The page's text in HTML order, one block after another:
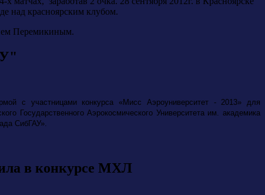
над красноярским клубом.
Перемикиным.
с участницами конкурса «Мисс Аэроуниверситет - 2013» для
Государственного Аэрокосмического Университета им. академика
СибГАУ».
в конкурсе МХЛ